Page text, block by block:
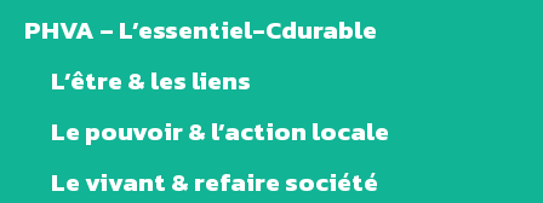
PHVA – L’essentiel-Cdurable
L’être & les liens
Le pouvoir & l’action locale
Le vivant & refaire société